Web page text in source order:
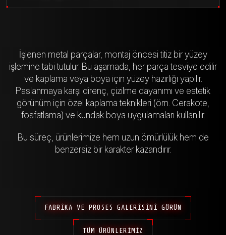
İşlenen metal parçalar, montaj öncesi titiz bir yüzey
işlemine tabi tutulur. Bu aşamada, her parça tesviye edilir
ve kaplama veya boya için yüzey hazırlığı yapılır.
Paslanmaya karşı direnç, çizilme dayanımı ve estetik
görünüm için özel kaplama teknikleri (örn. Cerakote,
fosfatlama) ve kundak boya uygulamaları kullanılır.
Bu süreç, ürünlerimize hem uzun ömürlülük hem de
benzersiz bir karakter kazandırır.
FABRIKA VE PROSES GALERISINI GÖRÜN
TÜM ÜRÜNLERIMIZ